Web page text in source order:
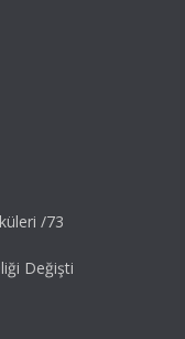
/73
Değişti